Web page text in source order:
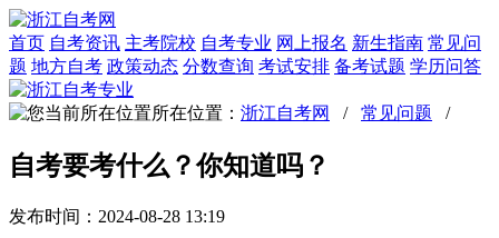
首页 自考资讯 主考院校 自考专业 网上报名 新生指南 常见问
题 地方自考 政策动态 分数查询 考试安排 备考试题 学历问答
所在位置： 浙江自考网 / 常见问题 /
自考要考什么？你知道吗？
发布时间：2024-08-28 13:19